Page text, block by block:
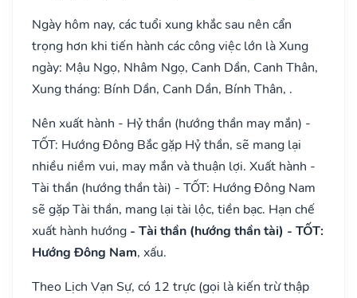
Ngày hôm nay, các tuổi xung khắc sau nên cẩn
trọng hơn khi tiến hành các công việc lớn là Xung
ngày: Mậu Ngọ, Nhâm Ngọ, Canh Dần, Canh Thân,
Xung tháng: Bính Dần, Canh Dần, Bính Thân, .
Nên xuất hành - Hỷ thần (hướng thần may mắn) -
TỐT: Hướng Đông Bắc gặp Hỷ thần, sẽ mang lại
nhiều niềm vui, may mắn và thuận lợi. Xuất hành -
Tài thần (hướng thần tài) - TỐT: Hướng Đông Nam
sẽ gặp Tài thần, mang lại tài lộc, tiền bạc. Hạn chế
xuất hành hướng - Tài thần (hướng thần tài) - TỐT:
Hướng Đông Nam, xấu.
Theo Lịch Vạn Sự, có 12 trực (gọi là kiến trừ thập